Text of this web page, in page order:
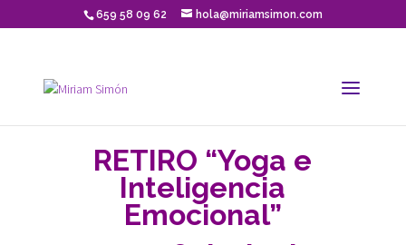
659 58 09 62 hola@miriamsimon.com
RETIRO “Yoga e
Inteligencia
Emocional”